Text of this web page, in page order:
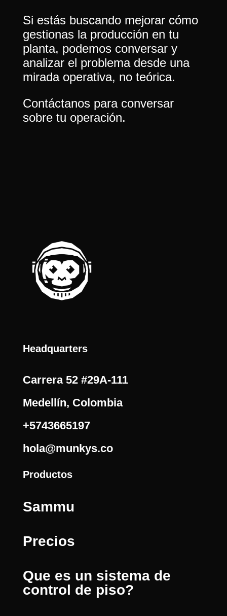
Si estás buscando mejorar cómo
gestionas la producción en tu
planta, podemos conversar y
analizar el problema desde una
mirada operativa, no teórica.
Contáctanos para conversar
sobre tu operación.
Headquarters
Carrera 52 #29A-111
Medellín, Colombia
+5743665197
hola@munkys.co
Productos
Sammu
Precios
Que es un sistema de
control de piso?